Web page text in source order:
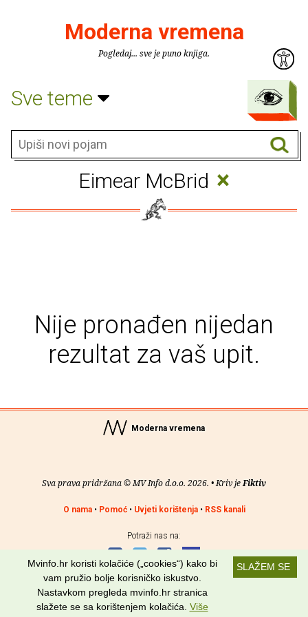
Moderna vremena
Pogledaj... sve je puno knjiga.
Sve teme
Eimear McBrid ×
Nije pronađen nijedan
rezultat za vaš upit.
Moderna vremena
Sva prava pridržana © MV Info d.o.o. 2026. • Kriv jeFiktiv
O nama• Pomoć• Uvjeti korištenja• RSS kanali
Potraži nas na:
SLAŽEM SE
Mvinfo.hr koristi kolačiće („cookies“) kako bi
vam pružio bolje korisničko iskustvo.
Nastavkom pregleda mvinfo.hr stranica
slažete se sa korištenjem kolačića. Više